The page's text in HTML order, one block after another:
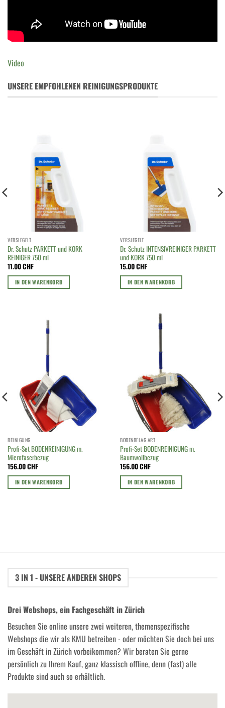
Video
UNSERE EMPFOHLENEN REINIGUNGSPRODUKTE
VERSIEGELT
Dr. Schutz PARKETT und KORK
REINIGER 750 ml
11.00CHF
IN DEN WARENKORB
VERSIEGELT
Dr. Schutz INTENSIVREINIGER PARKETT
und KORK 750 ml
15.00CHF
IN DEN WARENKORB
REINIGUNG
Profi-Set BODENREINIGUNG m.
Microfaserbezug
156.00CHF
IN DEN WARENKORB
BODENBELAG ART
Profi-Set BODENREINIGUNG m.
Baumwollbezug
156.00CHF
IN DEN WARENKORB
3 IN 1 - UNSERE ANDEREN SHOPS
Drei Webshops, ein Fachgeschäft in Zürich
Besuchen Sie online unsere zwei weiteren, themenspezifische
Webshops die wir als KMU betreiben - oder möchten Sie doch bei uns
im Geschäft in Zürich vorbeikommen? Wir beraten Sie gerne
persönlich zu Ihrem Kauf, ganz klassisch offline, denn (fast) alle
Produkte sind auch so erhältlich.